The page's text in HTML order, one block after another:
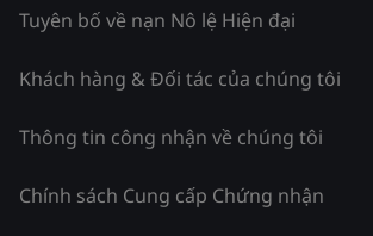
Tuyên bố về nạn Nô lệ Hiện đại
Khách hàng & Đối tác của chúng tôi
Thông tin công nhận về chúng tôi
Chính sách Cung cấp Chứng nhận